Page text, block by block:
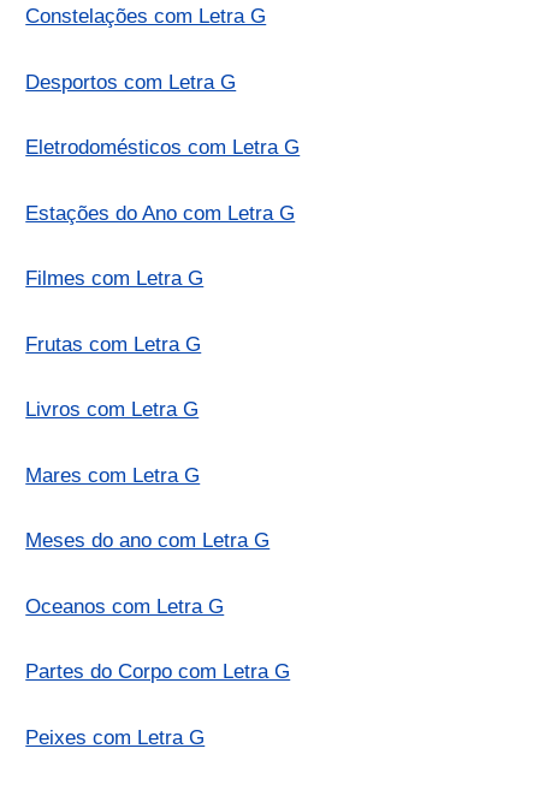
Constelações com Letra G
Desportos com Letra G
Eletrodomésticos com Letra G
Estações do Ano com Letra G
Filmes com Letra G
Frutas com Letra G
Livros com Letra G
Mares com Letra G
Meses do ano com Letra G
Oceanos com Letra G
Partes do Corpo com Letra G
Peixes com Letra G